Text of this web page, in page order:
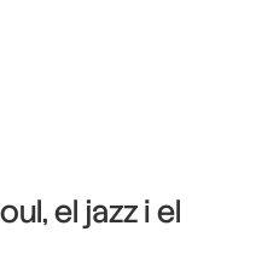
el jazz i el